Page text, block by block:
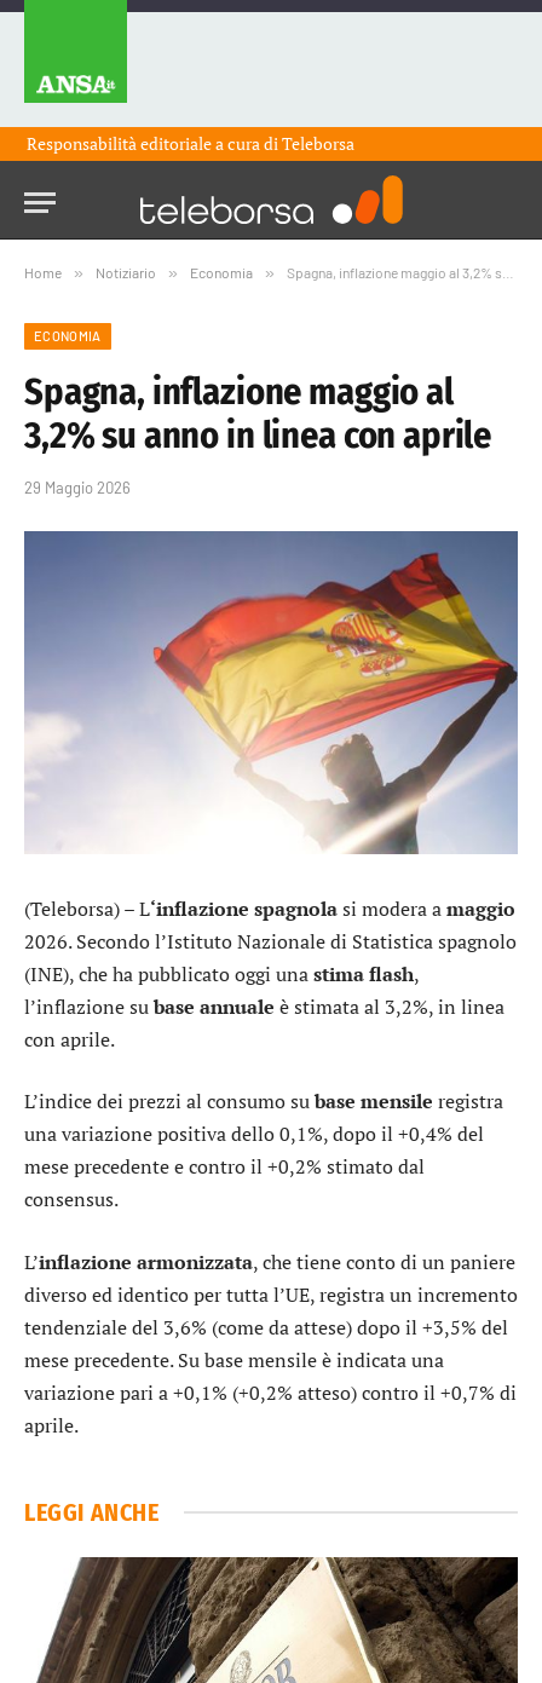
Responsabilità editoriale a cura diTeleborsa
Home » Notiziario » Economia » Spagna, inflazione maggio al 3,2% su anno in linea con aprile
ECONOMIA
Spagna, inflazione maggio al
3,2% su anno in linea con aprile
29 Maggio 2026
(Teleborsa) – L‘inflazione spagnolasi modera amaggio
2026. Secondo l’Istituto Nazionale di Statistica spagnolo
(INE), che ha pubblicato oggi unastima flash,
l’inflazione subase annuale è stimata al 3,2%, in linea
con aprile.
L’indice dei prezzi al consumo subase mensile registra
una variazione positiva dello 0,1%, dopo il +0,4% del
mese precedente e contro il +0,2% stimato dal
consensus.
L’inflazione armonizzata, che tiene conto di un paniere
diverso ed identico per tutta l’UE, registra un incremento
tendenziale del 3,6% (come da attese) dopo il +3,5% del
mese precedente. Su base mensile è indicata una
variazione pari a +0,1% (+0,2% atteso) contro il +0,7% di
aprile.
LEGGI ANCHE